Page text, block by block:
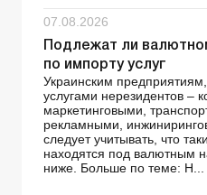
07.08.2026
Подлежат ли
по импорту услуг
Украинским
услугами нерезидентов –
маркетинговыми,
рекламными,
следует учитывать, что
находятся под валютным
ниже. Больше по теме: Н...